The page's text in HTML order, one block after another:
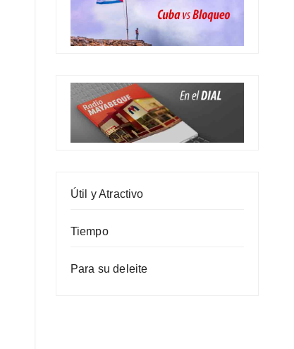
Útil y Atractivo
Tiempo
Para su deleite